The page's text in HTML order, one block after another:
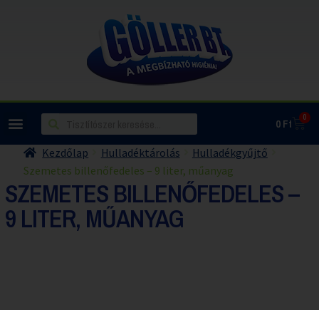
0Ft 0
Kezdőlap Hulladéktárolás
Hulladékgyűjtő
Szemetes billenőfedeles – 9 liter, műanyag
SZEMETES BILLENŐFEDELES –
9 LITER, MŰANYAG